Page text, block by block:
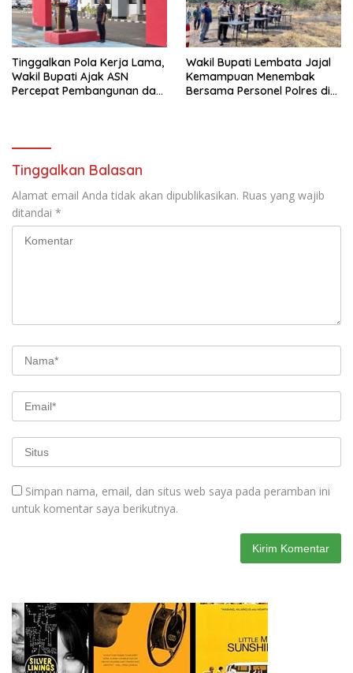
Tinggalkan Pola Kerja Lama,
Wakil Bupati Ajak ASN
Percepat Pembangunan dan
Wakil Bupati Lembata Jajal
Kemampuan Menembak
Bersama Personel Polres di
Tinggalkan Balasan
Alamat email Anda tidak akan dipublikasikan. Ruas yang wajib
ditandai *
Simpan nama, email, dan situs web saya pada peramban ini
untuk komentar saya berikutnya.